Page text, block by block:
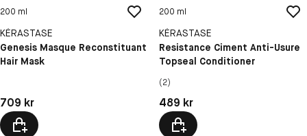
200 ml
KÉRASTASE
Genesis Masque Reconstituant
Hair Mask
Pris: 709 kr
709 kr
200 ml
KÉRASTASE
Resistance Ciment Anti-Usure
Topseal Conditioner
(2)
Pris: 489 kr
489 kr